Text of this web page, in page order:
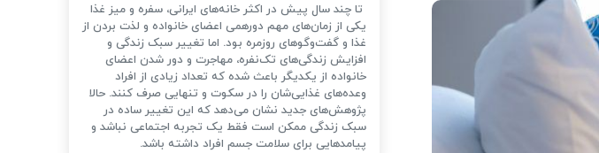
تا چند سال پیش در اکثر خانه‌های ایرانی، سفره و میز غذا
یکی از زمان‌های مهم دورهمی اعضای خانواده و لذت بردن از
غذا و گفت‌وگوهای روزمره بود. اما تغییر سبک زندگی و
افزایش زندگی‌های تک‌نفره، مهاجرت و دور شدن اعضای
خانواده از یکدیگر باعث شده که تعداد زیادی از افراد
وعده‌های غذایی‌شان را در سکوت و تنهایی صرف کنند. حالا
پژوهش‌های جدید نشان می‌دهد که این تغییر ساده در
سبک زندگی ممکن است فقط یک تجربه اجتماعی نباشد و
پیامدهایی برای سلامت جسم افراد داشته باشد.